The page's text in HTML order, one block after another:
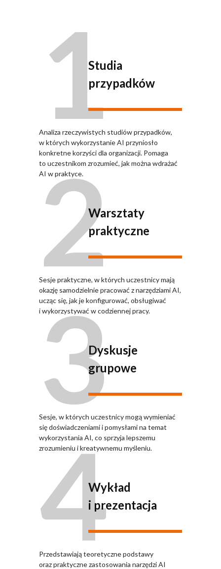
1
Studia
przypadków
Analiza rzeczywistych studiów przypadków,
w których wykorzystanie AI przyniosło
konkretne korzyści dla organizacji. Pomaga
to uczestnikom zrozumieć, jak można wdrażać
AI w praktyce.
2Warsztaty
praktyczne
Sesje praktyczne, w których uczestnicy mają
okazję samodzielnie pracować z narzędziami AI,
ucząc się, jak je konfigurować, obsługiwać
i wykorzystywać w codziennej pracy.
3Dyskusje
grupowe
Sesje, w których uczestnicy mogą wymieniać
się doświadczeniami i pomysłami na temat
wykorzystania AI, co sprzyja lepszemu
zrozumieniu i kreatywnemu myśleniu.
4Wykład
i prezentacja
Przedstawiają teoretyczne podstawy
oraz praktyczne zastosowania narzędzi AI